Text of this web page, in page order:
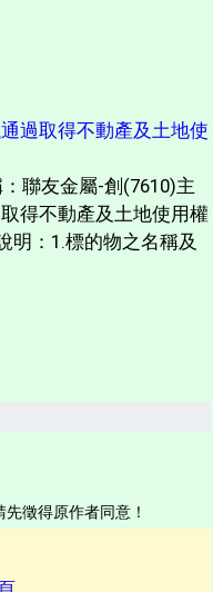
過取得不動產及土地使
聯友金屬-創(7610)主
得不動產及土地使用權
明：1.標的物之名稱及
徵得原作者同意！